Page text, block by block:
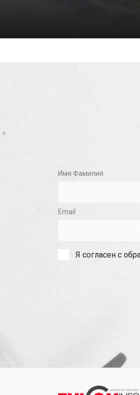
Имя Фамилия
Email
Я согласен с